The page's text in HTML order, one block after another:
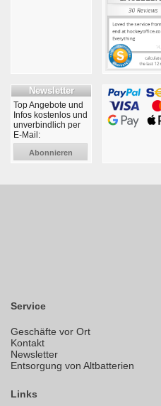
Newsletter
Top Angebote und
Infos kostenlos und
unverbindlich per
E-Mail:
Abonnieren
Service
Geschäfte vor Ort
Kontakt
Newsletter
Entsorgung von Altbatterien
Links